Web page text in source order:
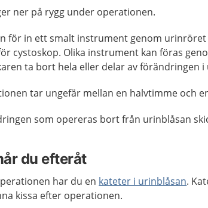
ner på rygg under operationen.
för in ett smalt instrument genom
cystoskop. Olika instrument kan föras
ta bort hela eller delar av förändringen i
tar ungefär mellan en halvtimme och
som opereras bort från urinblåsan
du efteråt
har du en kateter i urinblåsan.
kissa efter operationen.